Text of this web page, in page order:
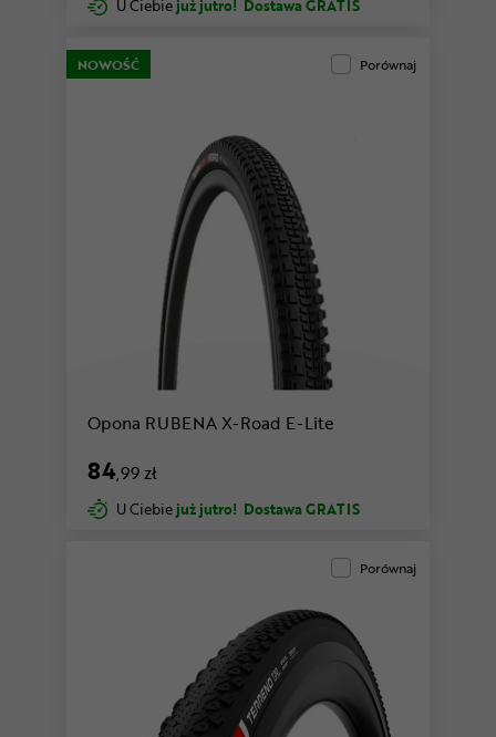
U Ciebie już jutro! Dostawa GRATIS
NOWOŚĆ Porównaj
Opona RUBENA X-Road E-Lite
84,99 zł
U Ciebie już jutro! Dostawa GRATIS
Porównaj